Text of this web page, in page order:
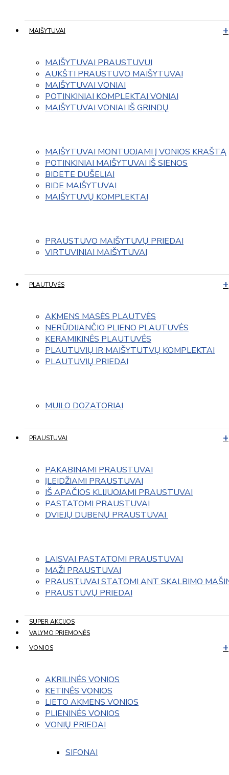
MAIŠYTUVAI
MAIŠYTUVAI PRAUSTUVUI
AUKŠTI PRAUSTUVO MAIŠYTUVAI
MAIŠYTUVAI VONIAI
POTINKINIAI KOMPLEKTAI VONIAI
MAIŠYTUVAI VONIAI IŠ GRINDŲ
MAIŠYTUVAI MONTUOJAMI Į VONIOS KRAŠTĄ
POTINKINIAI MAIŠYTUVAI IŠ SIENOS
BIDETE DUŠELIAI
BIDE MAIŠYTUVAI
MAIŠYTUVŲ KOMPLEKTAI
PRAUSTUVO MAIŠYTUVŲ PRIEDAI
VIRTUVINIAI MAIŠYTUVAI
PLAUTUVĖS
AKMENS MASĖS PLAUTVĖS
NERŪDIJANČIO PLIENO PLAUTUVĖS
KERAMIKINĖS PLAUTUVĖS
PLAUTUVIŲ IR MAIŠYTUTVŲ KOMPLEKTAI
PLAUTUVIŲ PRIEDAI
MUILO DOZATORIAI
PRAUSTUVAI
PAKABINAMI PRAUSTUVAI
ĮLEIDŽIAMI PRAUSTUVAI
IŠ APAČIOS KLIJUOJAMI PRAUSTUVAI
PASTATOMI PRAUSTUVAI
DVIEJŲ DUBENŲ PRAUSTUVAI
LAISVAI PASTATOMI PRAUSTUVAI
MAŽI PRAUSTUVAI
PRAUSTUVAI STATOMI ANT SKALBIMO
PRAUSTUVŲ PRIEDAI
SUPER AKCIJOS
VALYMO PRIEMONĖS
VONIOS
AKRILINĖS VONIOS
KETINĖS VONIOS
LIETO AKMENS VONIOS
PLIENINĖS VONIOS
VONIŲ PRIEDAI
SIFONAI